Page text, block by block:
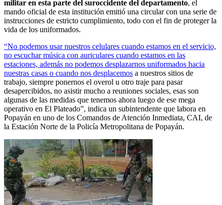
militar en esta parte del suroccidente del departamento, el
mando oficial de esta institución emitió una circular con una serie de
instrucciones de estricto cumplimiento, todo con el fin de proteger la
vida de los uniformados.
“No podemos usar nuestros celulares cuando estamos en el servicio,
no escuchar música con auriculares cuando estamos en las
estaciones, además no podemos desplazarnos uniformados hacia
nuestras casas o cuando nos desplacemos a nuestros sitios de
trabajo, siempre ponernos el overol u otro traje para pasar
desapercibidos, no asistir mucho a reuniones sociales, esas son
algunas de las medidas que tenemos ahora luego de ese mega
operativo en El Plateado”, indica un subintendente que labora en
Popayán en uno de los Comandos de Atención Inmediata, CAI, de
la Estación Norte de la Policía Metropolitana de Popayán.